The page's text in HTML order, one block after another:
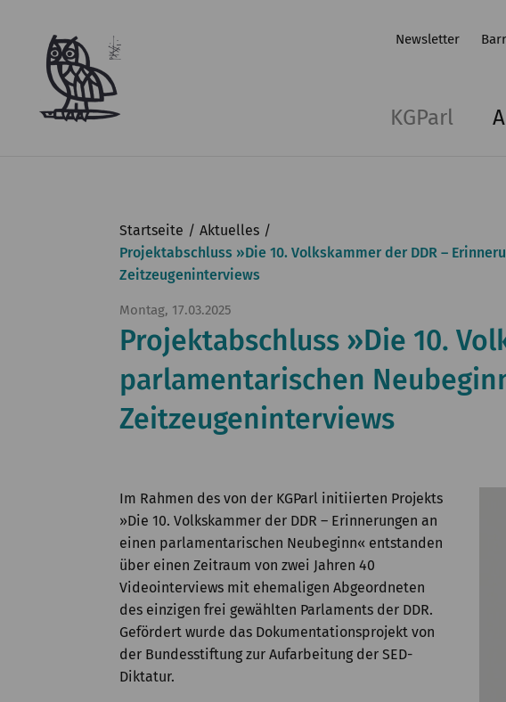
Newsletter
KGParl
Startseite
Aktuelles
Projektabschluss »Die 10. Volkskammer der DDR –
Zeitzeugeninterviews
Montag, 17.03.2025
Projektabschluss »Die 10.
parlamentarischen
Zeitzeugeninterviews
Im Rahmen des von der KGParl initiierten Projekts
»Die 10. Volkskammer der DDR – Erinnerungen an
einen parlamentarischen Neubeginn« entstanden
über einen Zeitraum von zwei Jahren 40
Videointerviews mit ehemaligen Abgeordneten
des einzigen frei gewählten Parlaments der DDR.
Gefördert wurde das Dokumentationsprojekt von
der Bundesstiftung zur Aufarbeitung der SED-
Diktatur.